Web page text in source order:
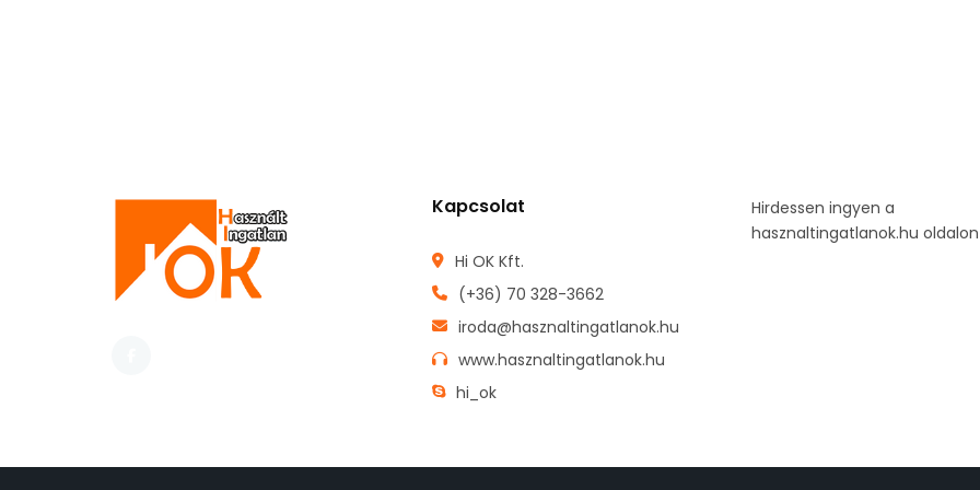
Kapcsolat
Hi OK Kft.
(+36) 70 328-3662
iroda@hasznaltingatlanok.hu
www.hasznaltingatlanok.hu
hi_ok
Hirdessen ingyen a
hasznaltingatlanok.hu